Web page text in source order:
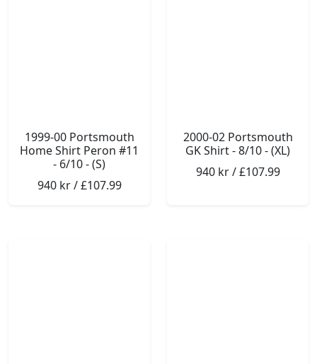
1999-00 Portsmouth
Home Shirt Peron #11
- 6/10 - (S)
940 kr / £107.99
2000-02 Portsmouth
GK Shirt - 8/10 - (XL)
940 kr / £107.99